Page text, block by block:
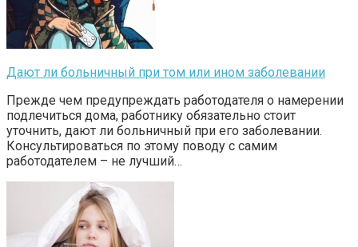
Дают ли больничный при том или ином заболевании
Прежде чем предупреждать работодателя о намерении
подлечиться дома, работнику обязательно стоит
уточнить, дают ли больничный при его заболевании.
Консультироваться по этому поводу с самим
работодателем – не лучший…